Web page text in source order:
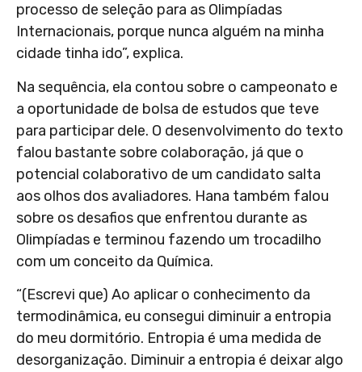
processo de seleção para as Olimpíadas
Internacionais, porque nunca alguém na minha
cidade tinha ido”, explica.
Na sequência, ela contou sobre o campeonato e
a oportunidade de bolsa de estudos que teve
para participar dele. O desenvolvimento do texto
falou bastante sobre colaboração, já que o
potencial colaborativo de um candidato salta
aos olhos dos avaliadores. Hana também falou
sobre os desafios que enfrentou durante as
Olimpíadas e terminou fazendo um trocadilho
com um conceito da Química.
“(Escrevi que) Ao aplicar o conhecimento da
termodinâmica, eu consegui diminuir a entropia
do meu dormitório. Entropia é uma medida de
desorganização. Diminuir a entropia é deixar algo